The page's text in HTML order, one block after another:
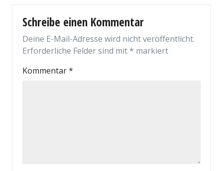
Schreibe einen Kommentar
Deine E-Mail-Adresse wird nicht veröffentlicht.
Erforderliche Felder sind mit* markiert
Kommentar*